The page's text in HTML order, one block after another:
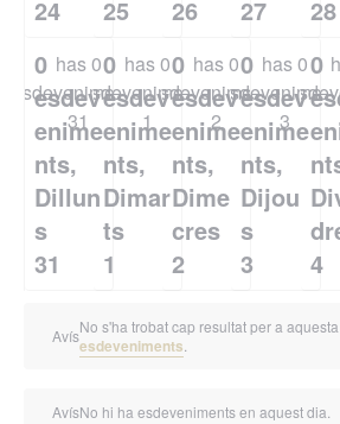
24 25 26 27 28
has 0
esdeveniments,
31
0
esdev
enime
nts,
Dillun
s
31
has 0
esdeveniments,
1
0
esdev
enime
nts,
Dimar
ts
1
has 0
esdeveniments,
2
0
esdev
enime
nts,
Dime
cres
2
has 0
3
0
esdev
enime
nts,
Dijou
s
3
0
4
AvísNo s'ha trobat cap resultat per a
esdeveniments
AvísNo hi ha esdeveniments en aquest dia.